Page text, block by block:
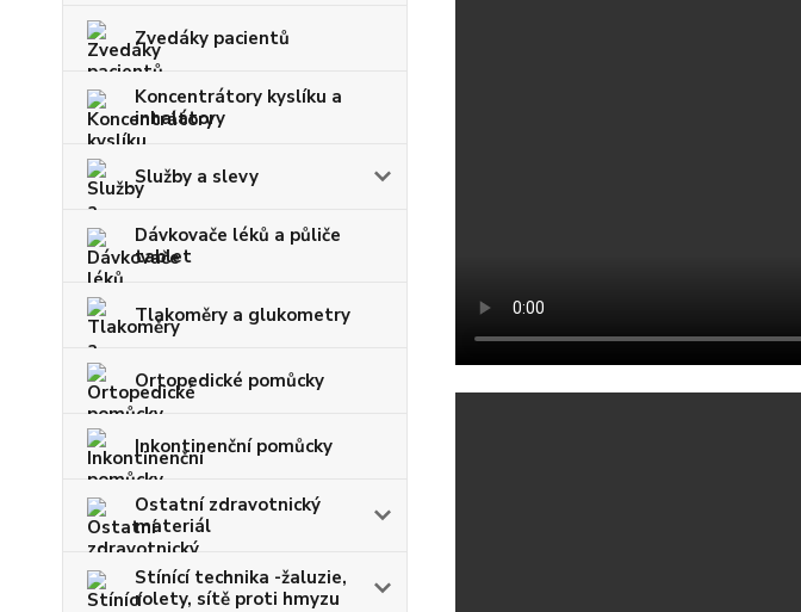
Zvedáky pacientů
Koncentrátory kyslíku a
inhalátory
Služby a slevy
Dávkovače léků a půliče
tablet
Tlakoměry a glukometry
Ortopedické pomůcky
Inkontinenční pomůcky
Ostatní zdravotnický
materiál
Stínící technika -žaluzie,
rolety, sítě proti hmyzu